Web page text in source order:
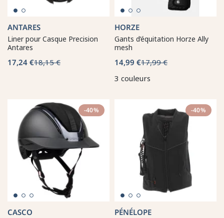
ANTARES
Liner pour Casque Precision
Antares
17,24 €18,15 €
HORZE
Gants d’équitation Horze Ally
mesh
14,99 €17,99 €
3 couleurs
-40%
CASCO
-40%
PÉNÉLOPE